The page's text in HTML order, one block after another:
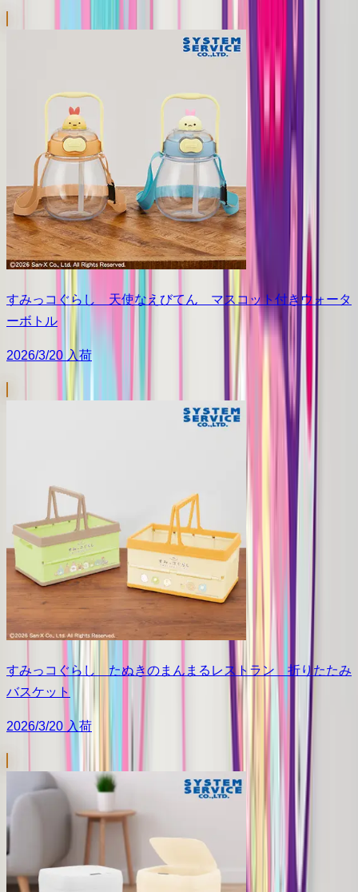
すみっコぐらし 天使なえびてん マスコット付きウォータ
ーボトル
2026/3/20 入荷
すみっコぐらし たぬきのまんまるレストラン 折りたたみ
バスケット
2026/3/20 入荷